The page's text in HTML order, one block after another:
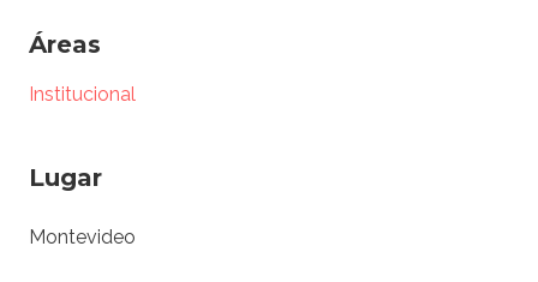
Áreas
Institucional
Lugar
Montevideo